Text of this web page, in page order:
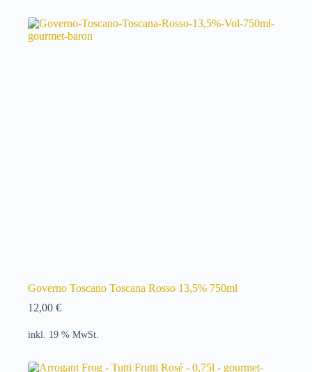
Governo Toscano Toscana Rosso 13,5% 750ml
12,00 €
inkl. 19 % MwSt.